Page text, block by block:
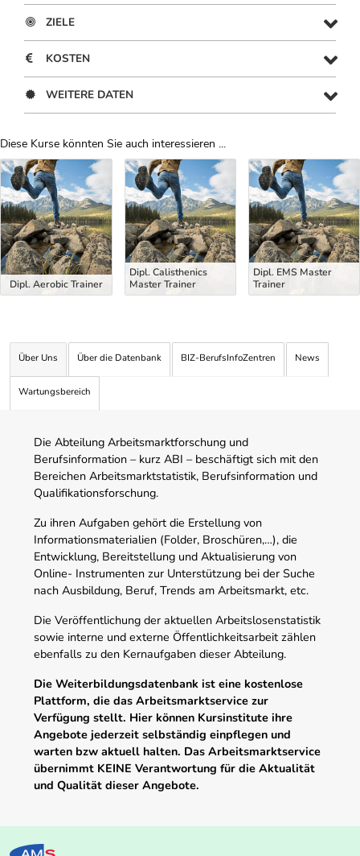
ZIELE
KOSTEN
WEITERE DATEN
Diese Kurse könnten Sie auch interessieren ...
Uber Weiterbildungsvorschläge
Dipl. Aerobic Trainer
Dipl. Calisthenics
Master Trainer
Dipl. EMS Master
Trainer
Über Uns Über die Datenbank BIZ-BerufsInfoZentren News
Wartungsbereich
Die Abteilung Arbeitsmarktforschung und
Berufsinformation – kurz ABI – beschäftigt sich mit den
Bereichen Arbeitsmarktstatistik, Berufsinformation und
Qualifikationsforschung.
Zu ihren Aufgaben gehört die Erstellung von
Informationsmaterialien (Folder, Broschüren,…), die
Entwicklung, Bereitstellung und Aktualisierung von
Online- Instrumenten zur Unterstützung bei der Suche
nach Ausbildung, Beruf, Trends am Arbeitsmarkt, etc.
Die Veröffentlichung der aktuellen Arbeitslosenstatistik
sowie interne und externe Öffentlichkeitsarbeit zählen
ebenfalls zu den Kernaufgaben dieser Abteilung.
Die Weiterbildungsdatenbank ist eine kostenlose
Plattform, die das Arbeitsmarktservice zur
Verfügung stellt. Hier können Kursinstitute ihre
Angebote jederzeit selbständig einpflegen und
warten bzw aktuell halten. Das Arbeitsmarktservice
übernimmt KEINE Verantwortung für die Aktualität
und Qualität dieser Angebote.